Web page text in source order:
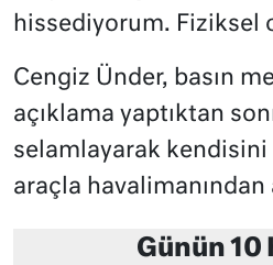
hissediyorum. Fiziksel
Cengiz Ünder, basın
açıklama yaptıktan
selamlayarak kendisini
araçla havalimanından
Günün 10